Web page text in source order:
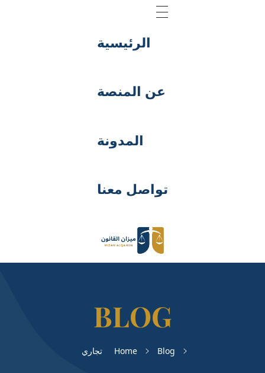
الرئيسية
عن المنصة
المدونة
تواصل معنا
Home Blog تجاري